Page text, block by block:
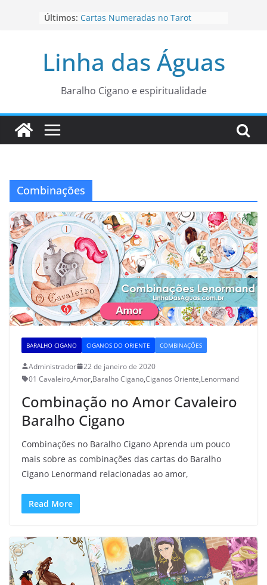
Últimos: Cartas Numeradas no Tarot
para está fase
Os Naipes no Tarot
Cartas da Corte no Tarot
Linha das Águas
Baralho Cigano e espiritualidade
Combinações
BARALHO CIGANO CIGANOS DO ORIENTE COMBINAÇÕES
Administrador
22 de janeiro de 2020
01 Cavaleiro,Amor,Baralho Cigano,Ciganos Oriente,Lenormand
Combinação no Amor Cavaleiro
Baralho Cigano
Combinações no Baralho Cigano Aprenda um pouco
mais sobre as combinações das cartas do Baralho
Cigano Lenormand relacionadas ao amor,
Read More